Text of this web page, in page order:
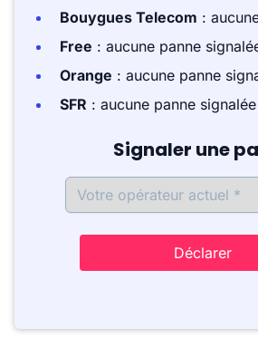
Bouygues Telecom :
Free : aucune panne
Orange : aucune panne
SFR : aucune panne signalée
Signaler une
Déclarer